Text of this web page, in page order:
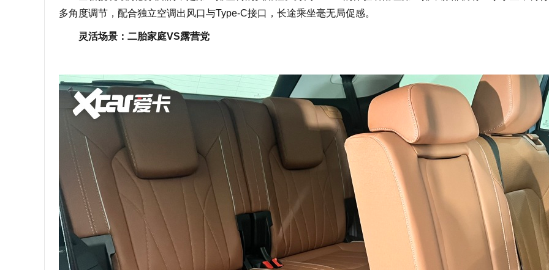
多角度调节，配合独立空调出风口与Type-C接口，长途乘坐毫无局促感。
灵活场景：二胎家庭VS露营党